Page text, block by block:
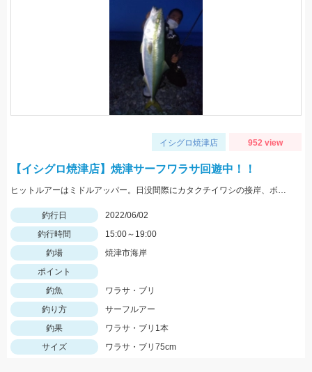
イシグロ焼津店 952 view
【イシグロ焼津店】焼津サーフワラサ回遊中！！
ヒットルアーはミドルアッパー。日没間際にカタクチイワシの接岸、ボイルがありました。
釣行日
2022/06/02
釣行時間
15:00～19:00
釣場
焼津市海岸
ポイント
釣魚
ワラサ・ブリ
釣り方
サーフルアー
釣果
ワラサ・ブリ1本
サイズ
ワラサ・ブリ75cm